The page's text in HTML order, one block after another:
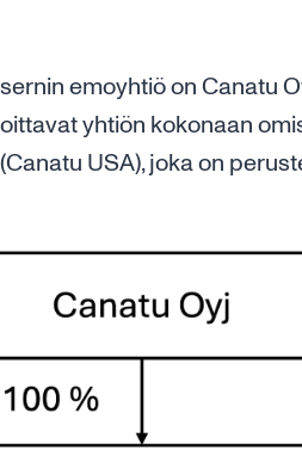
emoyhtiö on Canatu
yhtiön kokonaan
USA), joka on